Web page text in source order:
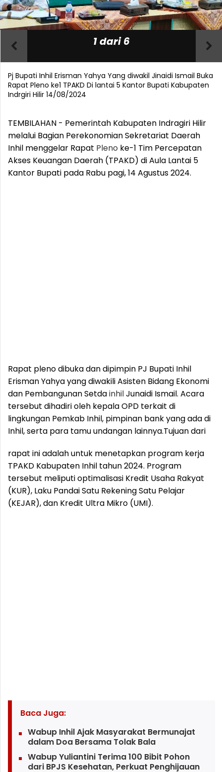
1 dari 6
Pj Bupati Inhil Erisman Yahya Yang diwakil Jinaidi Ismail Buka
Rapat Pleno ke1 TPAKD Di lantai 5 Kantor Bupati Kabupaten
Indrgiri Hilir 14/08/2024
TEMBILAHAN - Pemerintah Kabupaten Indragiri Hilir
melalui Bagian Perekonomian Sekretariat Daerah
Inhil menggelar Rapat Pleno ke-1 Tim Percepatan
Akses Keuangan Daerah (TPAKD) di Aula Lantai 5
Kantor Bupati pada Rabu pagi, 14 Agustus 2024.
Rapat pleno dibuka dan dipimpin PJ Bupati Inhil
Erisman Yahya yang diwakili Asisten Bidang Ekonomi
dan Pembangunan SetdainhilJunaidi Ismail. Acara
tersebut dihadiri oleh kepala OPD terkait di
lingkungan Pemkab Inhil, pimpinan bank yang ada di
Inhil, serta para tamu undangan lainnya.Tujuan dari
rapat ini adalah untuk menetapkan program kerja
TPAKD Kabupaten Inhil tahun 2024. Program
tersebut meliputi optimalisasi Kredit Usaha Rakyat
(KUR), Laku Pandai Satu Rekening Satu Pelajar
(KEJAR), dan Kredit Ultra Mikro (UMI).
Baca Juga:
Wabup Inhil Ajak Masyarakat Bermunajat
dalam Doa Bersama Tolak Bala
Wabup Yuliantini Terima 100 Bibit Pohon
dari BPJS Kesehatan, Perkuat Penghijauan